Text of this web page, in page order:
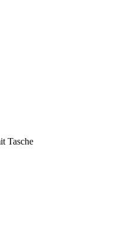
Tasche